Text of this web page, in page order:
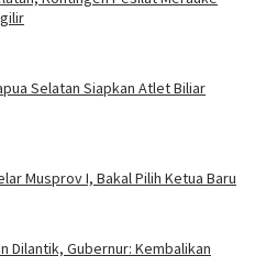
Selatan Siapkan Atlet Biliar
Musprov I, Bakal Pilih Ketua Baru
Dilantik, Gubernur: Kembalikan